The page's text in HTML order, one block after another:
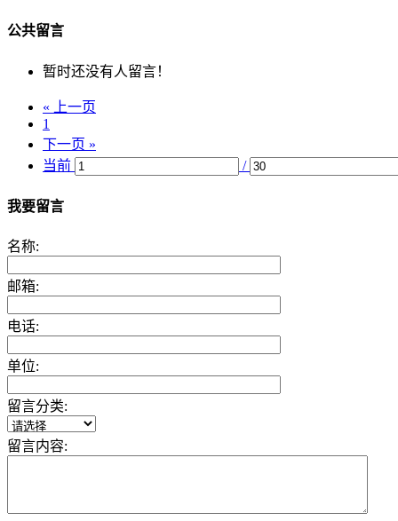
公共留言
暂时还没有人留言！
« 上一页
1
下一页 »
当前
/
我要留言
名称:
邮箱:
电话:
单位:
留言分类:
留言内容: